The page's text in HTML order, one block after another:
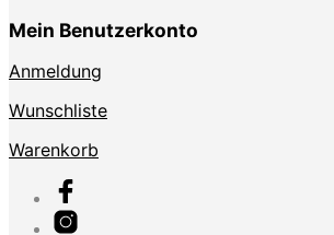
Mein Benutzerkonto
Anmeldung
Wunschliste
Warenkorb